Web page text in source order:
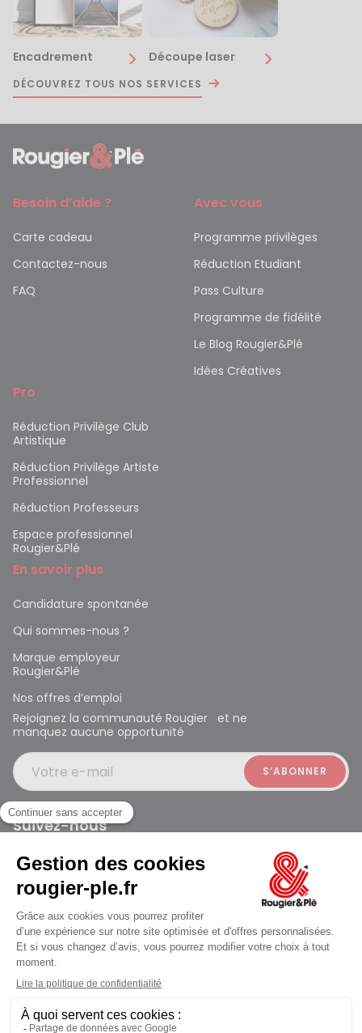
jusqu'au Samedi à 09:30
Encadrement Découpe laser
DÉCOUVREZ TOUS NOS SERVICES
Besoin d’aide ?
Carte cadeau
Contactez-nous
FAQ
Avec vous
Programme privilèges
Réduction Etudiant
Pass Culture
Programme de fidélité
Le Blog Rougier&Plé
Idées Créatives
Pro
Réduction Privilège Club
Artistique
Réduction Privilège Artiste
Professionnel
Réduction Professeurs
Espace professionnel
Rougier&Plé
En savoir plus
Candidature spontanée
Qui sommes-nous ?
Marque employeur
Rougier&Plé
Nos offres d’emploi
Rejoignez la communauté Rougier et ne
manquez aucune opportunité
Votre e-mail
Suivez-nous
Rougier et Plé 2024 Copyright
Mentions légales
Conditions générales des ventes